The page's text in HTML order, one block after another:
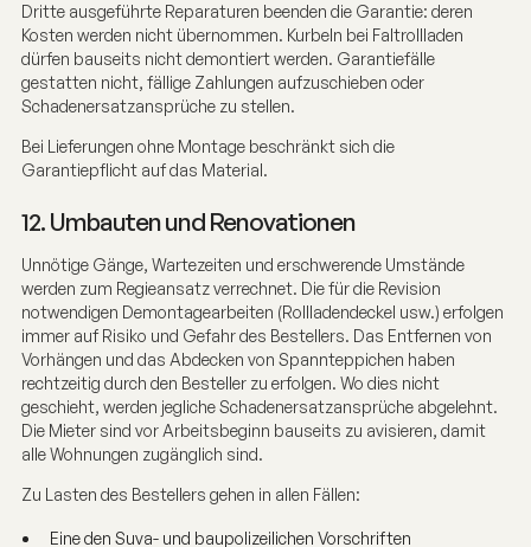
Dritte ausgeführte Reparaturen beenden die Garantie: deren
Kosten werden nicht übernommen. Kurbeln bei Faltrollladen
dürfen bauseits nicht demontiert werden. Garantiefälle
gestatten nicht, fällige Zahlungen aufzuschieben oder
Schadenersatzansprüche zu stellen.
Bei Lieferungen ohne Montage beschränkt sich die
Garantiepflicht auf das Material.
12. Umbauten und Renovationen
Unnötige Gänge, Wartezeiten und erschwerende Umstände
werden zum Regieansatz verrechnet. Die für die Revision
notwendigen Demontagearbeiten (Rollladendeckel usw.) erfolgen
immer auf Risiko und Gefahr des Bestellers. Das Entfernen von
Vorhängen und das Abdecken von Spannteppichen haben
rechtzeitig durch den Besteller zu erfolgen. Wo dies nicht
geschieht, werden jegliche Schadenersatzansprüche abgelehnt.
Die Mieter sind vor Arbeitsbeginn bauseits zu avisieren, damit
alle Wohnungen zugänglich sind.
Zu Lasten des Bestellers gehen in allen Fällen:
Eine den Suva- und baupolizeilichen Vorschriften